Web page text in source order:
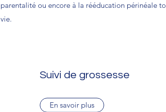
parentalité ou encore à la rééducation périnéale
vie.
Suivi de grossesse
En savoir plus